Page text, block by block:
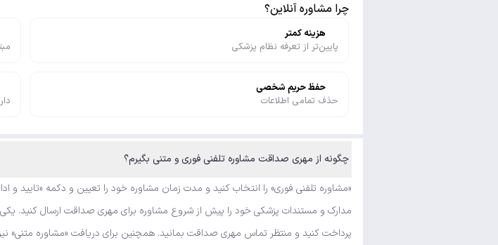
چرا مشاوره آنلاین؟
هزینه کمتر
پایین‌تر از تعرفه نظام پزشکی
حفظ حریم شخصی
حذف تمامی اطلاعات
چگونه از مهری صداقت مشاوره تلفنی فوری و متنی بگیرم؟
«مشاوره تلفنی فوری» را انتخاب کنید و مدت زمان مشاوره خود را تعیین و دکمه «تایید
مدارک و مستندات پزشکی خود را پیش از شروع مشاوره برای مهری صداقت ارسال کنید.
پرداخت کنید و منتظر تماس مهری صداقت بمانید. همچنین برای دریافت «مشاوره متنی»